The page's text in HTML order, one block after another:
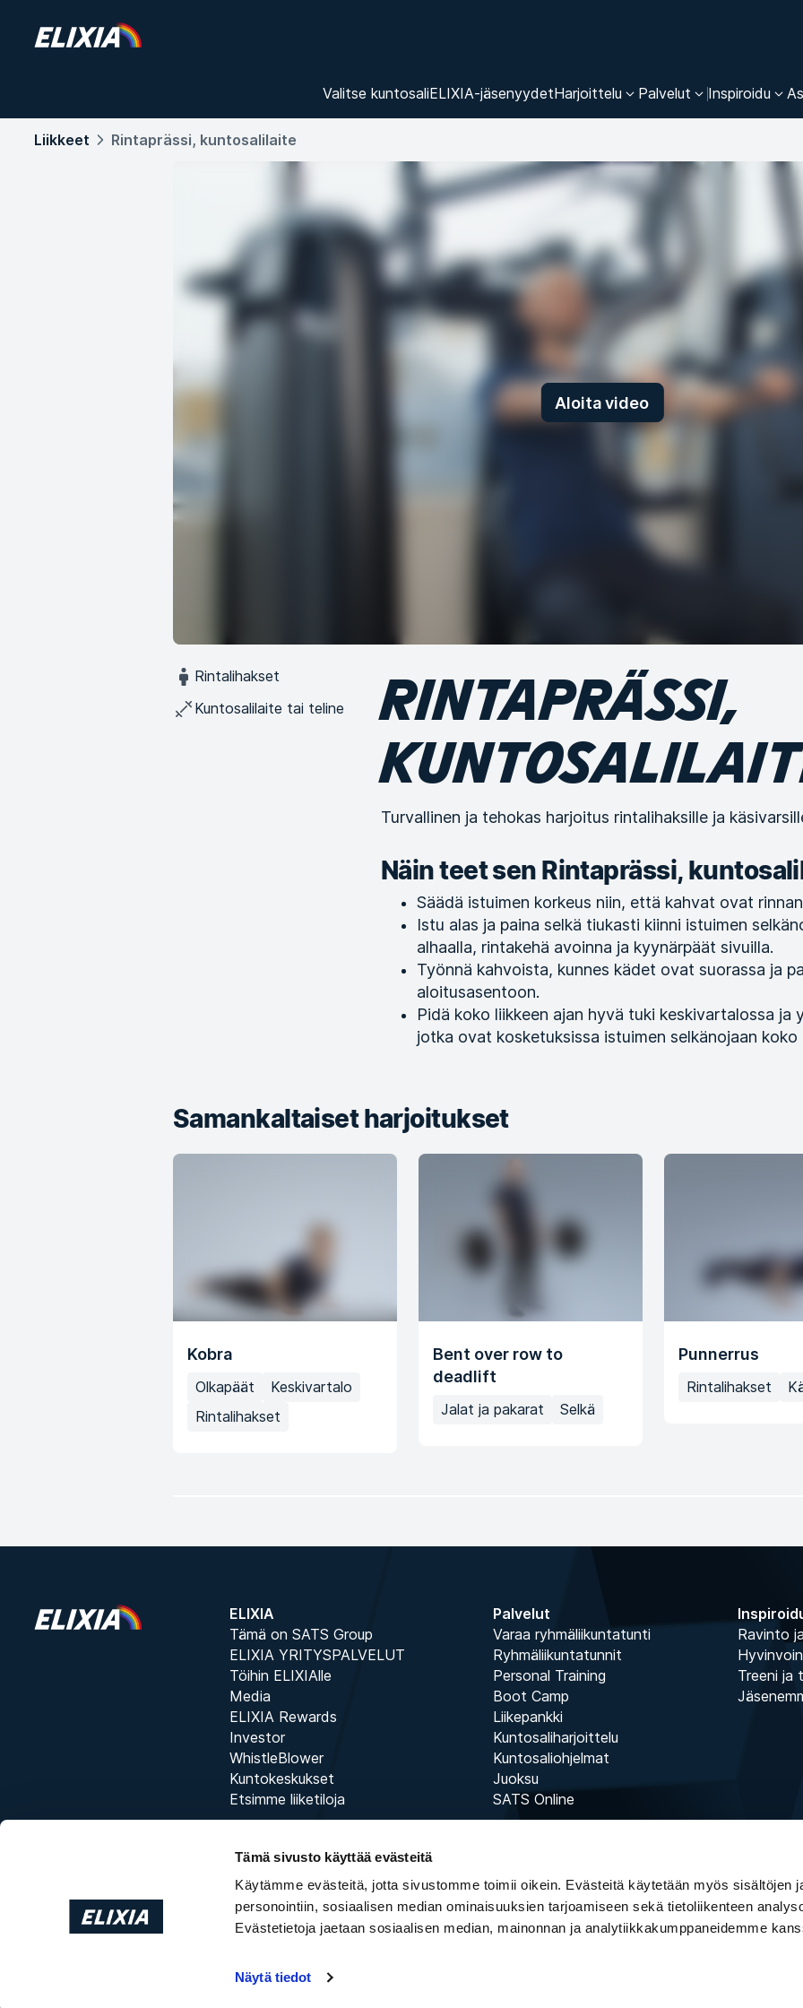
Tämä sivusto käyttää evästeitä
Käytämme evästeitä, jotta sivustomme toimii oikein. Evästeitä käytetään myös sisältöjen
personointiin, sosiaalisen median ominaisuuksien tarjoamiseen sekä tietoliikenteen
Evästetietoja jaetaan sosiaalisen median, mainonnan ja analytiikkakumppaneidemme
Näytä tiedot
Valitse kuntosaliELIXIA-jäsenyydetHarjoittelu Palvelut Inspiroidu
Liikkeet Rintaprässi, kuntosalilaite
Aloita video
Rintalihakset
Kuntosalilaite tai teline
RINTAPRÄSSI,
Turvallinen ja tehokas harjoitus rintalihaksille ja
Näin teet sen Rintaprässi,
Säädä istuimen korkeus niin, että kahvat ovat
Istu alas ja paina selkä tiukasti kiinni istuimen
alhaalla, rintakehä avoinna ja kyynärpäät sivuilla.
Työnnä kahvoista, kunnes kädet ovat suorassa ja
aloitusasentoon.
Pidä koko liikkeen ajan hyvä tuki keskivartalossa ja
jotka ovat kosketuksissa istuimen selkänojaan koko
Samankaltaiset harjoitukset
Kobra
Olkapäät
Keskivartalo
Rintalihakset
Bent over row to
deadlift
Jalat ja pakarat Selkä
Punnerrus
Rintalihakset
ELIXIA
Tämä on SATS Group
ELIXIA YRITYSPALVELUT
Töihin ELIXIAlle
Media
ELIXIA Rewards
Investor
WhistleBlower
Kuntokeskukset
Etsimme liiketiloja
Palvelut
Varaa ryhmäliikuntatunti
Ryhmäliikuntatunnit
Personal Training
Boot Camp
Liikepankki
Kuntosaliharjoittelu
Kuntosaliohjelmat
Juoksu
SATS Online
Ravinto
Treeni ja